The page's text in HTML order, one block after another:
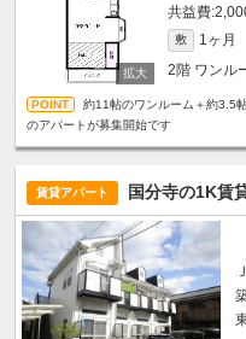
敷 1ヶ月
2階 ワンル
約11帖のワンルーム＋約3.5
のアパートが募集開始です
賃貸アパート 国分寺の1K賃